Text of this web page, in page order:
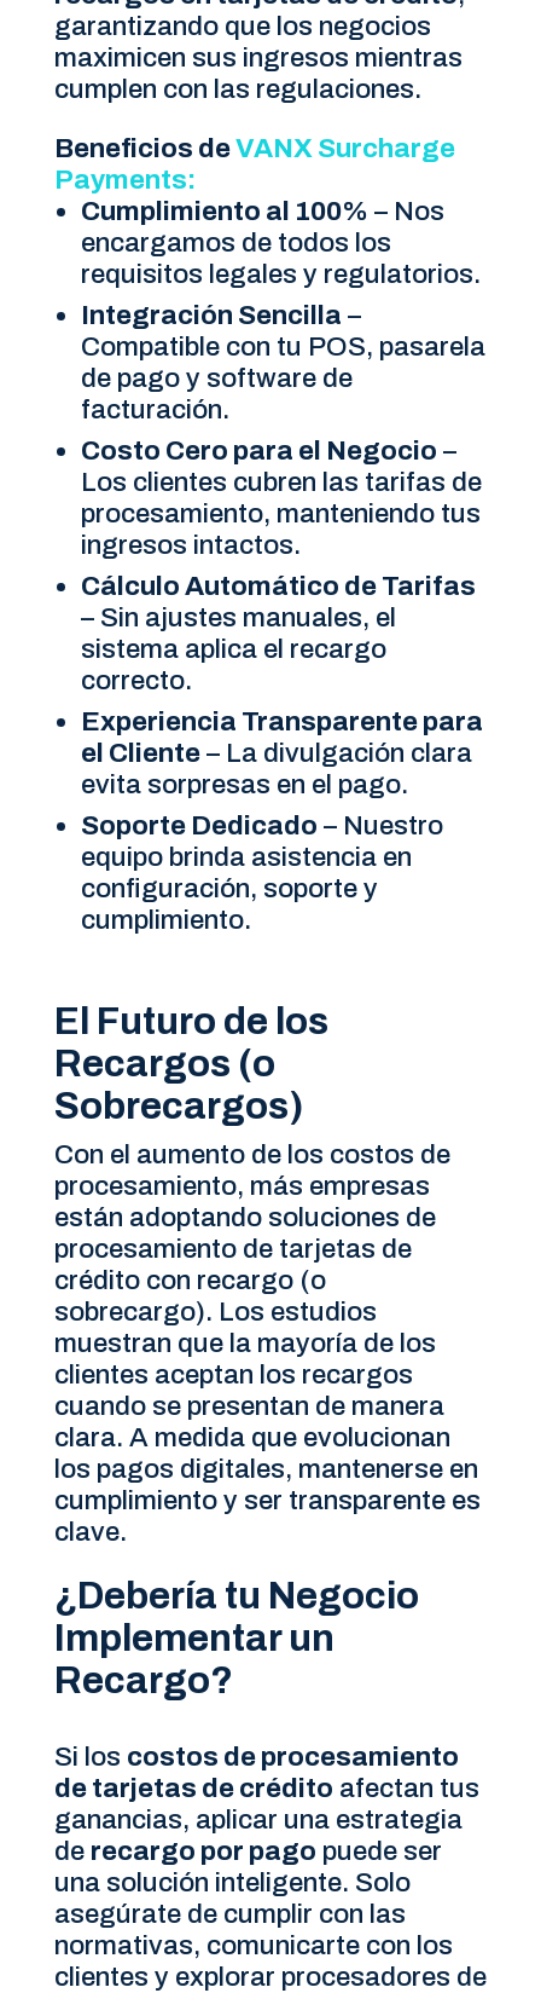
garantizando que los negocios
maximicen sus ingresos mientras
cumplen con las regulaciones.
Beneficios deVANX Surcharge
Payments:
Cumplimiento al 100% – Nos
encargamos de todos los
requisitos legales y regulatorios.
Integración Sencilla –
Compatible con tu POS, pasarela
de pago y software de
facturación.
Costo Cero para el Negocio –
Los clientes cubren las tarifas de
procesamiento, manteniendo tus
ingresos intactos.
Cálculo Automático de Tarifas
– Sin ajustes manuales, el
sistema aplica el recargo
correcto.
Experiencia Transparente para
el Cliente – La divulgación clara
evita sorpresas en el pago.
Soporte Dedicado – Nuestro
equipo brinda asistencia en
configuración, soporte y
cumplimiento.
El Futuro de los
Recargos (o
Sobrecargos)
Con el aumento de los costos de
procesamiento, más empresas
están adoptando soluciones de
procesamiento de tarjetas de
crédito con recargo (o
sobrecargo). Los estudios
muestran que la mayoría de los
clientes aceptan los recargos
cuando se presentan de manera
clara. A medida que evolucionan
los pagos digitales, mantenerse en
cumplimiento y ser transparente es
clave.
¿Debería tu Negocio
Implementar un
Recargo?
Si los costos de procesamiento
de tarjetas de crédito afectan tus
ganancias, aplicar una estrategia
de recargo por pago puede ser
una solución inteligente. Solo
asegúrate de cumplir con las
normativas, comunicarte con los
clientes y explorar procesadores de